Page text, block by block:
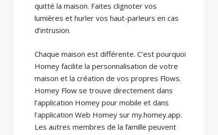
quitté la maison. Faites clignoter vos
lumières et hurler vos haut-parleurs en cas
d’intrusion.
Chaque maison est différente. C’est pourquoi
Homey facilite la personnalisation de votre
maison et la création de vos propres Flows.
Homey Flow se trouve directement dans
l’application Homey pour mobile et dans
l’application Web Homey sur my.homey.app.
Les autres membres de la famille peuvent